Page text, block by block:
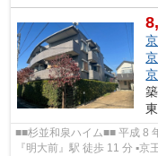
■■杉並和泉ハイム■■ 平成 8 年（1996 年）8 月築 ▪京王線・京王井の頭線
『明大前』駅 徒歩 11 分 ▪京王線 『